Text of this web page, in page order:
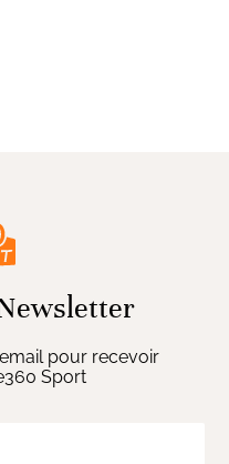
pour recevoir
Sport